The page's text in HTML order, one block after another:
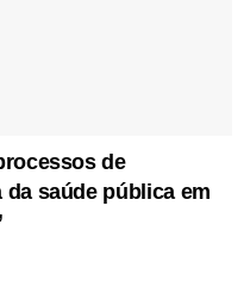
de
saúde pública em